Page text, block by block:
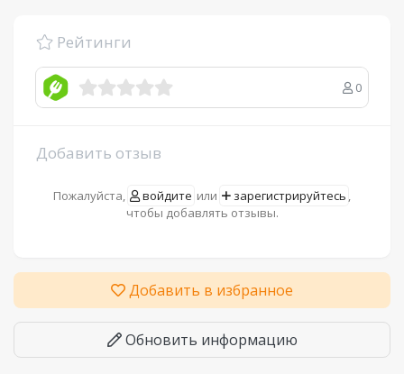
Рейтинги
0
Добавить отзыв
Пожалуйста, войдите или зарегистрируйтесь ,
чтобы добавлять отзывы.
Добавить в избранное
Обновить информацию